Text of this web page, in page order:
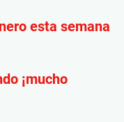
esta semana
¡mucho